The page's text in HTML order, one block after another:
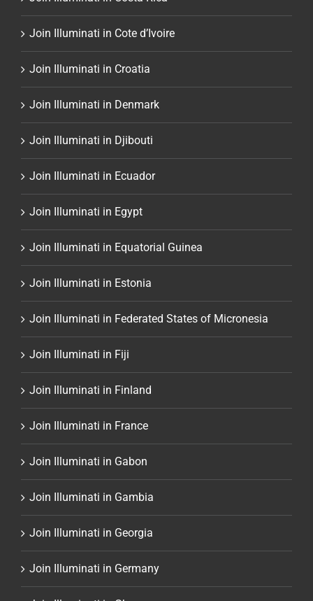
Join Illuminati in Cote d’Ivoire
Join Illuminati in Croatia
Join Illuminati in Denmark
Join Illuminati in Djibouti
Join Illuminati in Ecuador
Join Illuminati in Egypt
Join Illuminati in Equatorial Guinea
Join Illuminati in Estonia
Join Illuminati in Federated States of Micronesia
Join Illuminati in Fiji
Join Illuminati in Finland
Join Illuminati in France
Join Illuminati in Gabon
Join Illuminati in Gambia
Join Illuminati in Georgia
Join Illuminati in Germany